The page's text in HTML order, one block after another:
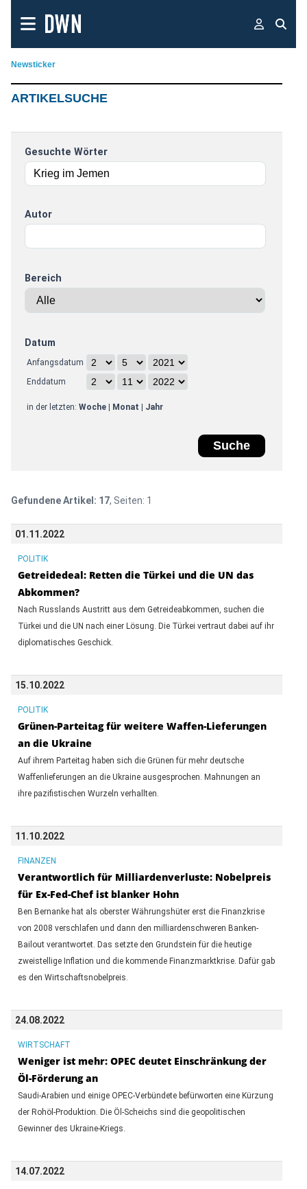
Newsticker
ARTIKELSUCHE
Gesuchte Wörter
Autor
Bereich
Datum
Anfangsdatum
Enddatum
in der letzten: Woche| Monat Jahr
Gefundene Artikel: 17, Seiten: 1
01.11.2022
POLITIK
Getreidedeal: Retten die Türkei und die UN das
Abkommen?
Nach Russlands Austritt aus dem Getreideabkommen, suchen die
Türkei und die UN nach einer Lösung. Die Türkei vertraut dabei auf ihr
diplomatisches Geschick.
15.10.2022
POLITIK
Grünen-Parteitag für weitere Waffen-Lieferungen
an die Ukraine
Auf ihrem Parteitag haben sich die Grünen für mehr deutsche
Waffenlieferungen an die Ukraine ausgesprochen. Mahnungen an
ihre pazifistischen Wurzeln verhallten.
11.10.2022
FINANZEN
Verantwortlich für Milliardenverluste: Nobelpreis
für Ex-Fed-Chef ist blanker Hohn
Ben Bernanke hat als oberster Währungshüter erst die Finanzkrise
von 2008 verschlafen und dann den milliardenschweren Banken-
Bailout verantwortet. Das setzte den Grundstein für die heutige
zweistellige Inflation und die kommende Finanzmarktkrise. Dafür gab
es den Wirtschaftsnobelpreis.
24.08.2022
WIRTSCHAFT
Weniger ist mehr: OPEC deutet Einschränkung der
Öl-Förderung an
Saudi-Arabien und einige OPEC-Verbündete befürworten eine Kürzung
der Rohöl-Produktion. Die Öl-Scheichs sind die geopolitischen
Gewinner des Ukraine-Kriegs.
14.07.2022